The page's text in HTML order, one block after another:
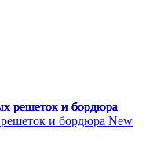
и бордюра New